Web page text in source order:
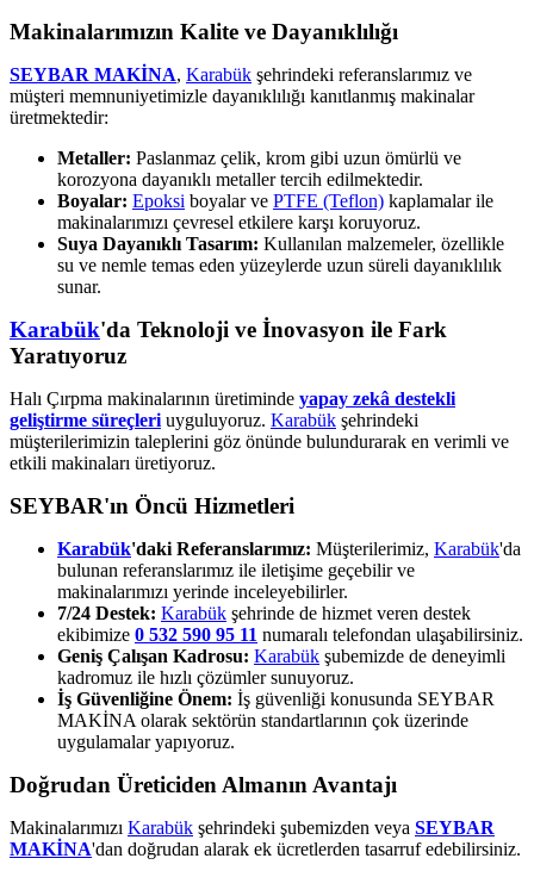
Makinalarımızın Kalite ve Dayanıklılığı
SEYBAR MAKİNA, Karabük şehrindeki referanslarımız ve
müşteri memnuniyetimizle dayanıklılığı kanıtlanmış makinalar
üretmektedir:
Metaller: Paslanmaz çelik, krom gibi uzun ömürlü ve
korozyona dayanıklı metaller tercih edilmektedir.
Boyalar: Epoksi boyalar ve PTFE (Teflon) kaplamalar ile
makinalarımızı çevresel etkilere karşı koruyoruz.
Suya Dayanıklı Tasarım: Kullanılan malzemeler, özellikle
su ve nemle temas eden yüzeylerde uzun süreli dayanıklılık
sunar.
Karabük'da Teknoloji ve İnovasyon ile Fark
Yaratıyoruz
Halı Çırpma makinalarının üretiminde yapay zekâ destekli
geliştirme süreçleri uyguluyoruz. Karabük şehrindeki
müşterilerimizin taleplerini göz önünde bulundurarak en verimli ve
etkili makinaları üretiyoruz.
SEYBAR'ın Öncü Hizmetleri
Karabük'daki Referanslarımız: Müşterilerimiz, Karabük'da
bulunan referanslarımız ile iletişime geçebilir ve
makinalarımızı yerinde inceleyebilirler.
7/24 Destek: Karabük şehrinde de hizmet veren destek
ekibimize 0 532 590 95 11 numaralı telefondan ulaşabilirsiniz.
Geniş Çalışan Kadrosu: Karabük şubemizde de deneyimli
kadromuz ile hızlı çözümler sunuyoruz.
İş Güvenliğine Önem: İş güvenliği konusunda SEYBAR
MAKİNA olarak sektörün standartlarının çok üzerinde
uygulamalar yapıyoruz.
Doğrudan Üreticiden Almanın Avantajı
Makinalarımızı Karabük şehrindeki şubemizden veya SEYBAR
MAKİNA'dan doğrudan alarak ek ücretlerden tasarruf edebilirsiniz.